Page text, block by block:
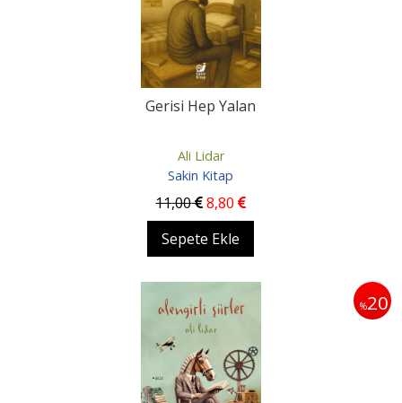
Gerisi Hep Yalan
Ali Lidar
Sakin Kitap
11,00 8,80
Sepete Ekle
%20